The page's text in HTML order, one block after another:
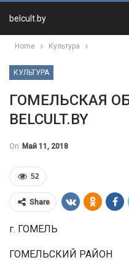
belcult.by
Home Культура
КУЛЬТУРА
ГОМЕЛЬСКАЯ
BELCULT.BY
On Май 11, 2018
52
Share
г. ГОМЕЛЬ
ГОМЕЛЬСКИЙ РАЙОН